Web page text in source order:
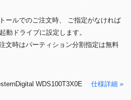
ールでのご注文時、 ご指定がなければ
動ドライブに設定します。
文時はパーティション分割指定は無料
WDS100T3X0E 仕様詳細 »